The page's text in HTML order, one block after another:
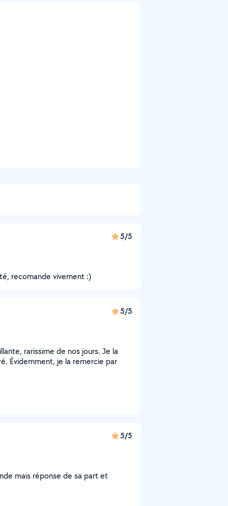
5/5
recomande vivement :)
5/5
rarissime de nos jours. Je la
Évidemment, je la remercie par
5/5
mais réponse de sa part et